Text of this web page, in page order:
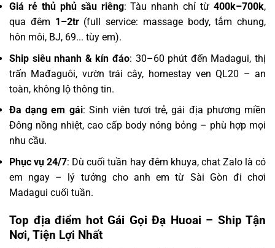
Giá rẻ thủ phủ sầu riêng: Tàu nhanh chỉ từ 400k–700k,
qua đêm 1–2tr(full service: massage body, tắm chung,
hôn môi, BJ, 69... tùy em).
Ship siêu nhanh & kín đáo: 30–60 phút đến Madagui, thị
trấn Mađaguôi, vườn trái cây, homestay ven QL20 – an
toàn, không lộ thông tin.
Đa dạng em gái: Sinh viên tươi trẻ, gái địa phương miền
Đông nồng nhiệt, cao cấp body nóng bỏng – phù hợp mọi
nhu cầu.
Phục vụ 24/7: Dù cuối tuần hay đêm khuya, chat Zalo là có
em ngay – lý tưởng cho anh em từ Sài Gòn đi chơi
Madagui cuối tuần.
Top địa điểm hot Gái Gọi Đạ Huoai – Ship Tận
Nơi, Tiện Lợi Nhất